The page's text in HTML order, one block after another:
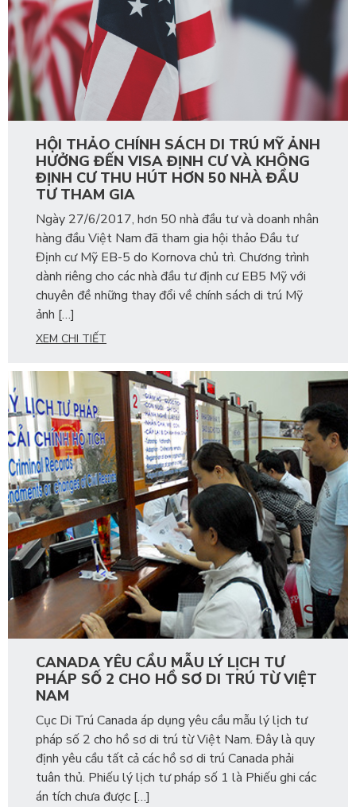
HỘI THẢO CHÍNH SÁCH DI TRÚ MỸ ẢNH
HƯỞNG ĐẾN VISA ĐỊNH CƯ VÀ KHÔNG
ĐỊNH CƯ THU HÚT HƠN 50 NHÀ ĐẦU
TƯ THAM GIA
Ngày 27/6/2017, hơn 50 nhà đầu tư và doanh nhân
hàng đầu Việt Nam đã tham gia hội thảo Đầu tư
Định cư Mỹ EB-5 do Kornova chủ trì. Chương trình
dành riêng cho các nhà đầu tư định cư EB5 Mỹ với
chuyên đề những thay đổi về chính sách di trú Mỹ
ảnh […]
XEM CHI TIẾT
CANADA YÊU CẦU MẪU LÝ LỊCH TƯ
PHÁP SỐ 2 CHO HỒ SƠ DI TRÚ TỪ VIỆT
NAM
Cục Di Trú Canada áp dụng yêu cầu mẫu lý lịch tư
pháp số 2 cho hồ sơ di trú từ Việt Nam. Đây là quy
định yêu cầu tất cả các hồ sơ di trú Canada phải
tuân thủ. Phiếu lý lịch tư pháp số 1 là Phiếu ghi các
án tích chưa được […]